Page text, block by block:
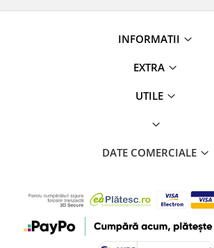
INFORMATII
EXTRA
UTILE
DATE COMERCIALE